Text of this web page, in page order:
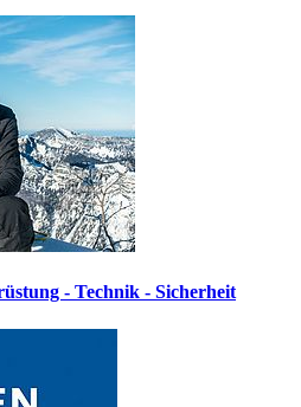
- Technik - Sicherheit